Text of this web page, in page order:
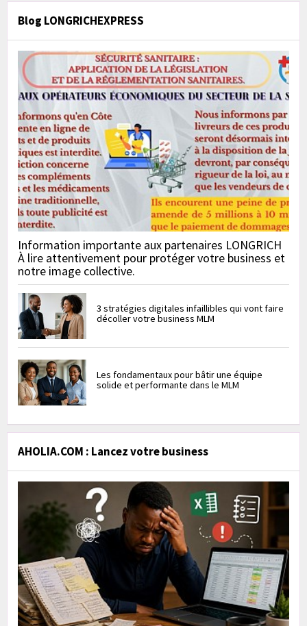
Blog LONGRICHEXPRESS
Information importante aux partenaires LONGRICH
À lire attentivement pour protéger votre business et
notre image collective.
3 stratégies digitales infaillibles qui vont faire
décoller votre business MLM
Les fondamentaux pour bâtir une équipe
solide et performante dans le MLM
AHOLIA.COM : Lancez votre business